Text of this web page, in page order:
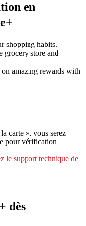
en
shopping habits.
grocery store and
amazing rewards with
carte », vous serez
pour vérification
le support technique de
dès